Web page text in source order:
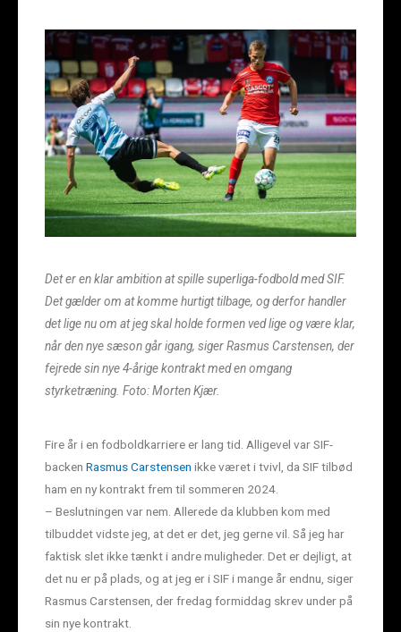
Det er en klar ambition at spille superliga-fodbold med SIF.
Det gælder om at komme hurtigt tilbage, og derfor handler
det lige nu om at jeg skal holde formen ved lige og være klar,
når den nye sæson går igang, siger Rasmus Carstensen, der
fejrede sin nye 4-årige kontrakt med en omgang
styrketræning. Foto: Morten Kjær.
Fire år i en fodboldkarriere er lang tid. Alligevel var SIF-
backen Rasmus Carstensen ikke været i tvivl, da SIF tilbød
ham en ny kontrakt frem til sommeren 2024.
– Beslutningen var nem. Allerede da klubben kom med
tilbuddet vidste jeg, at det er det, jeg gerne vil. Så jeg har
faktisk slet ikke tænkt i andre muligheder. Det er dejligt, at
det nu er på plads, og at jeg er i SIF i mange år endnu, siger
Rasmus Carstensen, der fredag formiddag skrev under på
sin nye kontrakt.